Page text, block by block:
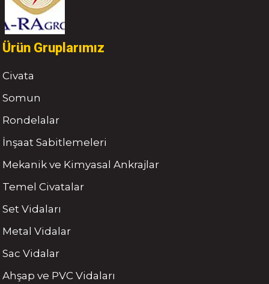
Ürün Gruplarımız
Civata
Somun
Rondelalar
İnşaat Sabitlemeleri
Mekanik ve Kimyasal Ankrajlar
Temel Civatalar
Set Vidaları
Metal Vidalar
Sac Vidalar
Ahşap ve PVC Vidaları